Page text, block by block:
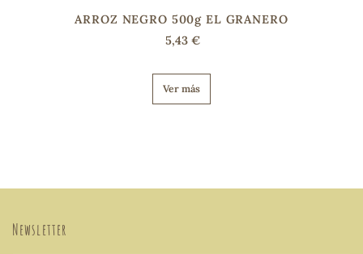
ARROZ NEGRO 500g EL GRANERO
5,43 €
Ver más
Newsletter